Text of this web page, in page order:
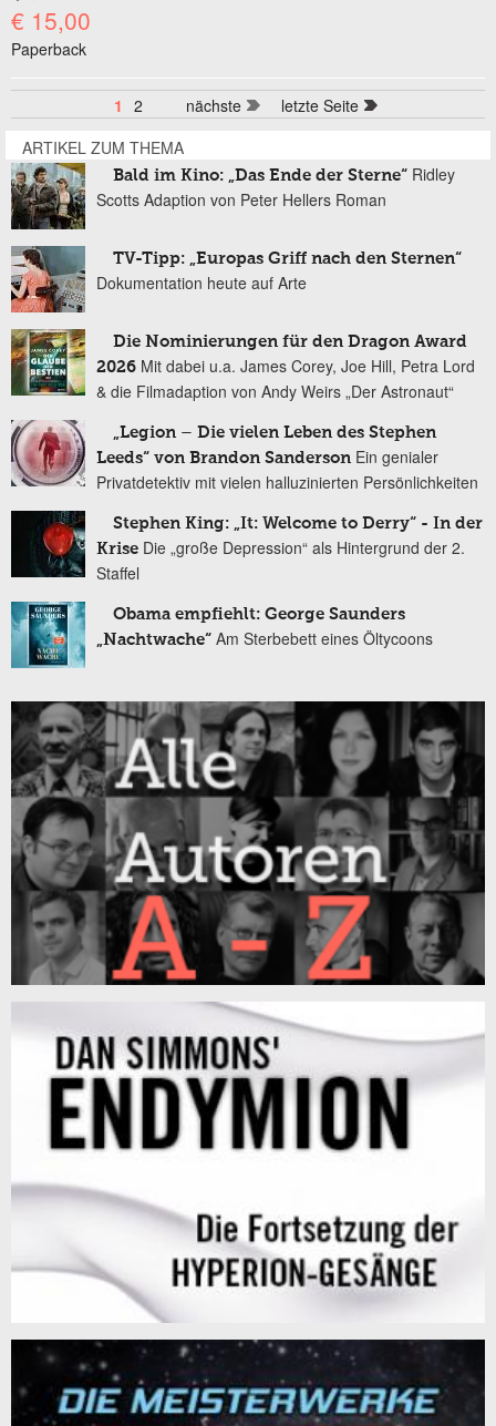
€ 15,00
Paperback
Seiten 1 2 nächste
letzte Seite
ARTIKEL ZUM THEMA
Bald im Kino: „Das Ende der Sterne“ Ridley
Scotts Adaption von Peter Hellers Roman
TV-Tipp: „Europas Griff nach den Sternen“
Dokumentation heute auf Arte
Die Nominierungen für den Dragon Award
2026 Mit dabei u.a. James Corey, Joe Hill, Petra Lord
& die Filmadaption von Andy Weirs „Der Astronaut“
„Legion – Die vielen Leben des Stephen
Leeds“ von Brandon Sanderson Ein genialer
Privatdetektiv mit vielen halluzinierten Persönlichkeiten
Stephen King: „It: Welcome to Derry“ - In der
Krise Die „große Depression“ als Hintergrund der 2.
Staffel
Obama empfiehlt: George Saunders
„Nachtwache“ Am Sterbebett eines Öltycoons